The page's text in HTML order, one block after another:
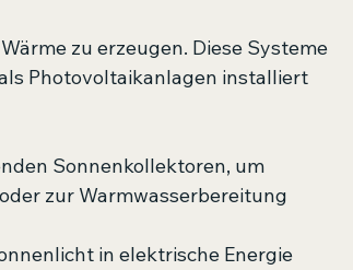
zu erzeugen. Diese Systeme
Photovoltaikanlagen installiert
Sonnenkollektoren, um
zur Warmwasserbereitung
in elektrische Energie